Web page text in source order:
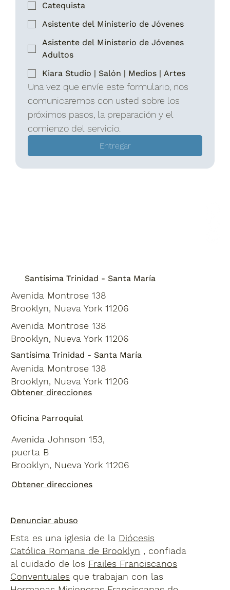
Catequista
Asistente del Ministerio de Jóvenes
Asistente del Ministerio de Jóvenes
Adultos
Kiara Studio | Salón | Medios | Artes
Una vez que envíe este formulario, nos
comunicaremos con usted sobre los
próximos pasos, la preparación y el
comienzo del servicio.
Entregar
Santísima Trinidad - Santa María
Santísima Trinidad - Santa María
Avenida Montrose 138
Brooklyn, Nueva York 11206
Avenida Montrose 138
Brooklyn, Nueva York 11206
Avenida Montrose 138
Brooklyn, Nueva York 11206
Obtener direcciones
Oficina Parroquial
Avenida Johnson 153,
puerta B
Brooklyn, Nueva York 11206
Obtener direcciones
Esta es una iglesia de la Diócesis
Católica Romana de Brooklyn , confiada
al cuidado de los Frailes Franciscanos
Conventuales que trabajan con las
Denunciar abuso